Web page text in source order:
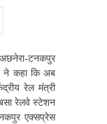
टनकपुर
ने कहा कि अब
रेल मंत्री
रेलवे स्टेशन
एक्सप्रेस